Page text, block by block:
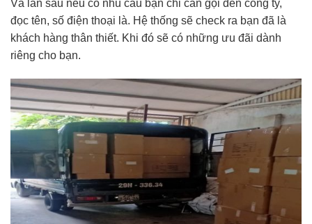
Và lần sau nếu có nhu cầu bạn chỉ cần gọi đến công ty,
đọc tên, số điện thoại là. Hệ thống sẽ check ra bạn đã là
khách hàng thân thiết. Khi đó sẽ có những ưu đãi dành
riêng cho bạn.